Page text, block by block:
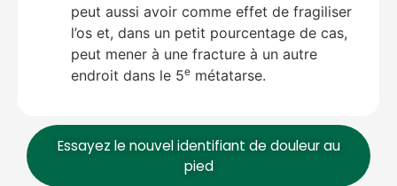
Essayez le nouvel identifiant de douleur au
pied
peut aussi avoir comme effet de fragiliser
l’os et, dans un petit pourcentage de cas,
peut mener à une fracture à un autre
endroit dans le 5e métatarse.